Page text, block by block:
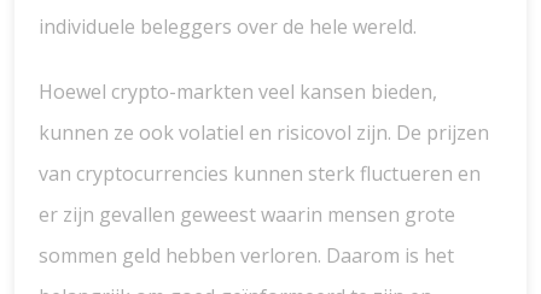
individuele beleggers over de hele wereld.
Hoewel crypto-markten veel kansen bieden,
kunnen ze ook volatiel en risicovol zijn. De prijzen
van cryptocurrencies kunnen sterk fluctueren en
er zijn gevallen geweest waarin mensen grote
sommen geld hebben verloren. Daarom is het